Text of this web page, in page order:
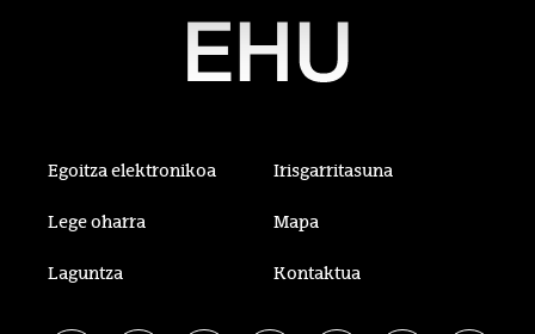
Egoitza elektronikoa Irisgarritasuna
Lege oharra Mapa
Laguntza Kontaktua